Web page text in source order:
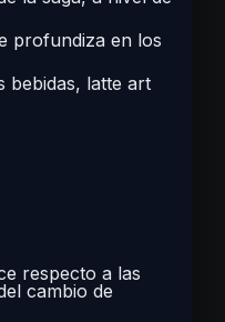
profundiza en los
bebidas, latte art
respecto a las
cambio de